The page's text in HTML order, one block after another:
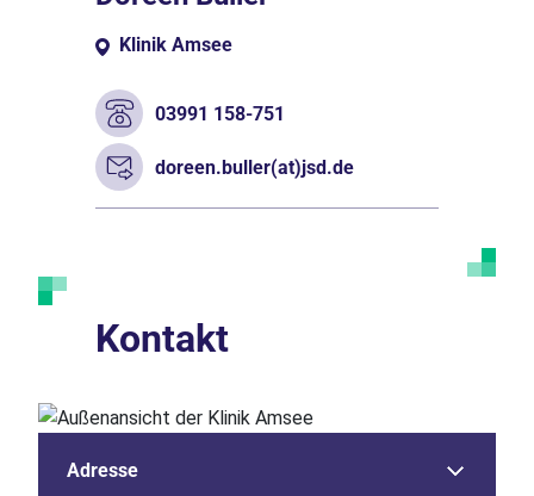
Klinik Amsee
03991 158-751
doreen.buller(at)jsd.de
Kontakt
Adresse